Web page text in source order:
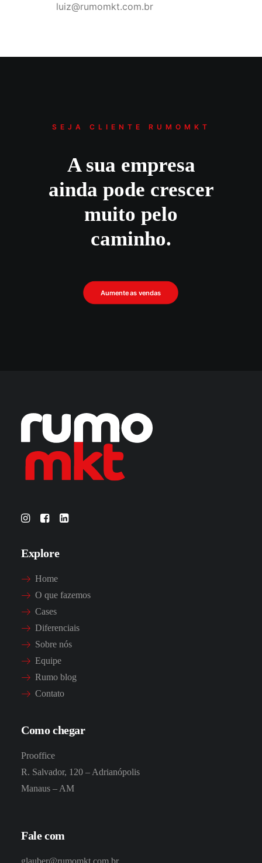
luiz@rumomkt.com.br
SEJA CLIENTE RUMOMKT
A sua empresa
ainda pode crescer
muito pelo
caminho.
Aumente as vendas
Explore
Home
O que fazemos
Cases
Diferenciais
Sobre nós
Equipe
Rumo blog
Contato
Como chegar
Prooffice
R. Salvador, 120 – Adrianópolis
Manaus – AM
Fale com
glauber@rumomkt.com.br